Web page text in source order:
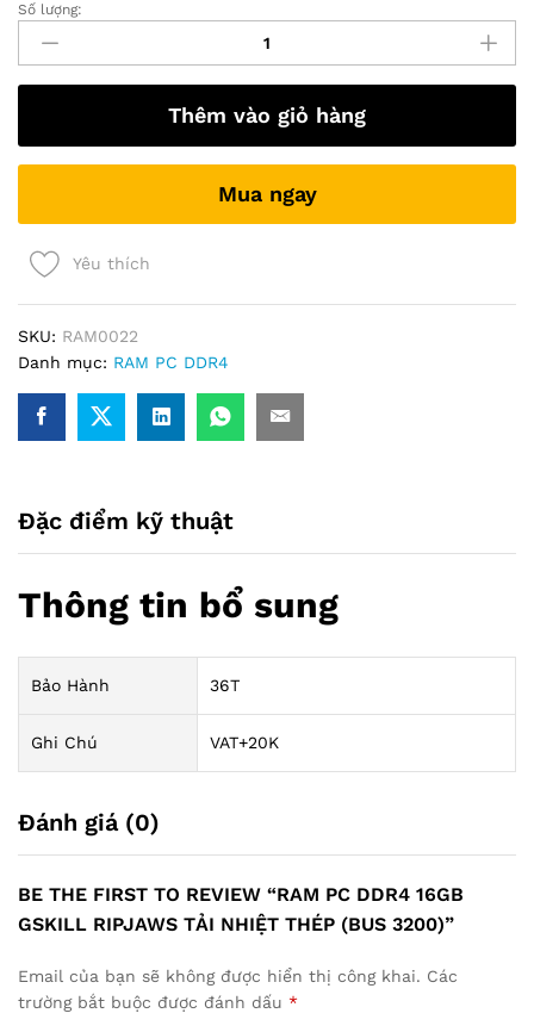
RAM
DDR4
16GB
Ripjaws
tải
thép
(bus
3200)
quantity
Số lượng:
Thêm vào giỏ hàng
Mua ngay
Yêu thích
SKU: RAM0022
Danh mục: RAM PC DDR4
Đặc điểm kỹ thuật
Thông tin bổ sung
Bảo Hành 36T
Ghi Chú VAT+20K
Đánh giá (0)
BE THE FIRST TO REVIEW “RAM PC DDR4 16GB
GSKILL RIPJAWS TẢI NHIỆT THÉP (BUS 3200)”
Email của bạn sẽ không được hiển thị công khai. Các
trường bắt buộc được đánh dấu *